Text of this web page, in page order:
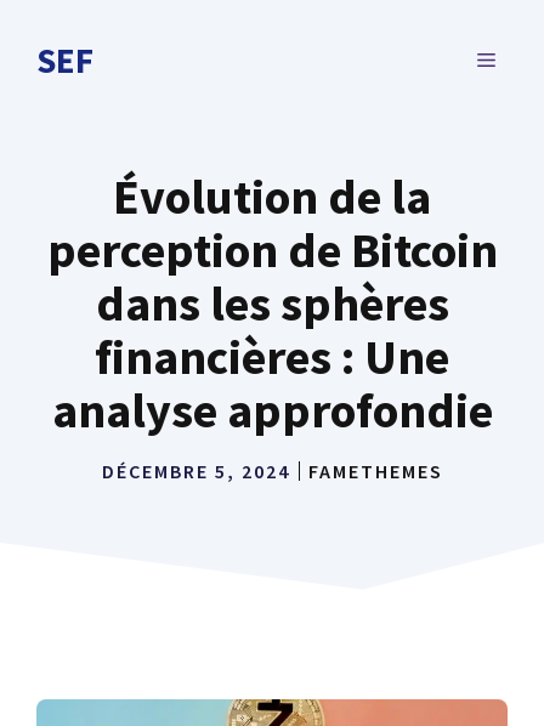
SEF MENU
Évolution de la
perception de Bitcoin
dans les sphères
financières : Une
analyse approfondie
DÉCEMBRE 5, 2024 FAMETHEMES